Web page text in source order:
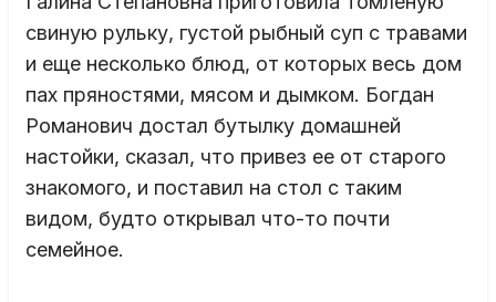
свиную рульку, густой рыбный суп с травами
и еще несколько блюд, от которых весь дом
пах пряностями, мясом и дымком. Богдан
Романович достал бутылку домашней
настойки, сказал, что привез ее от старого
знакомого, и поставил на стол с таким
видом, будто открывал что-то почти
семейное.